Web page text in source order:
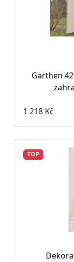
Garthen
1 218 Kč
TOP